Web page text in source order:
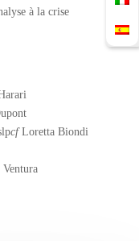
à la crise
cfLoretta Biondi